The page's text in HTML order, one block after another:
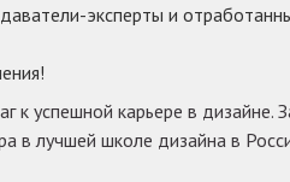
эксперты и
к успешной карьере в дизайне.
в лучшей школе дизайна в